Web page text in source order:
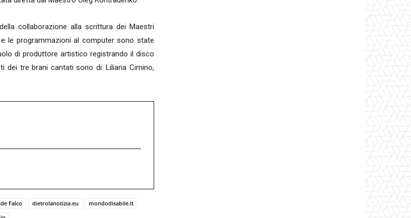
collaborazione alla scrittura dei Maestri
le programmazioni al computer sono state
di produttore artistico registrando il disco
dei tre brani cantati sono di: Liliana Cimino,
Falco dietrolanotizia.eu
mondodisabile.lt